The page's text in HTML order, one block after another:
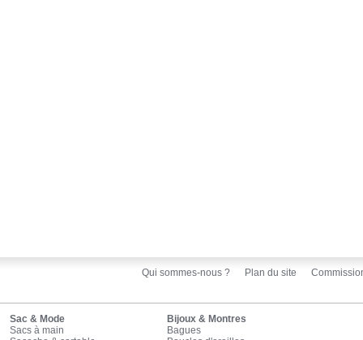
Qui sommes-nous ? Plan du site
Sac & Mode
Sacs à main
Bijoux & Montres
Bagues